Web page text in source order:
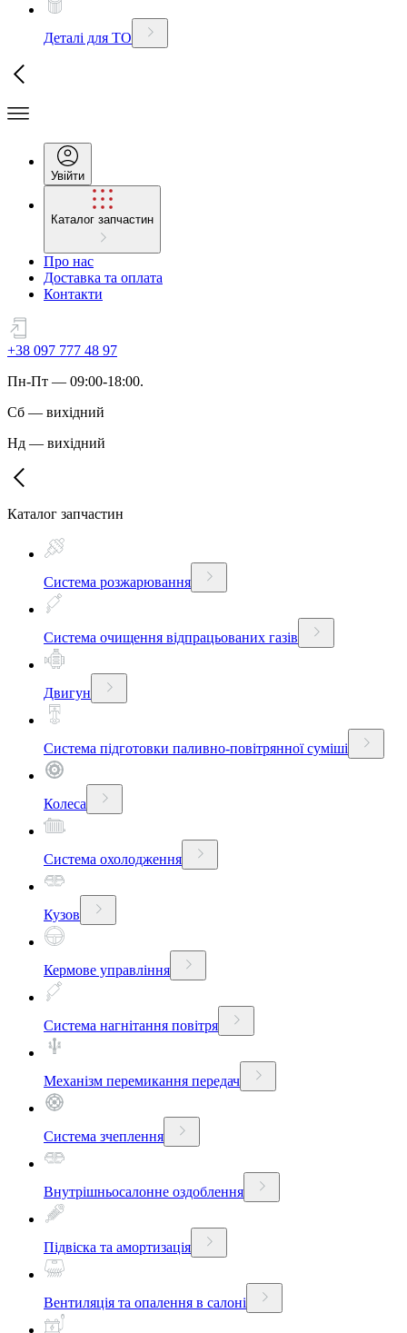
Деталі для ТО
Увійти
Каталог запчастин
Про нас
Доставка та оплата
Контакти
+38 097 777 48 97
Пн-Пт — 09:00-18:00.
Сб — вихідний
Нд — вихідний
Каталог запчастин
Система розжарювання
Система очищення відпрацьованих газів
Двигун
Система підготовки паливно-повітрянної суміші
Колеса
Система охолодження
Кузов
Кермове управління
Система нагнітання повітря
Механізм перемикання передач
Система зчеплення
Внутрішньосалонне оздоблення
Підвіска та амортизація
Вентиляція та опалення в салоні